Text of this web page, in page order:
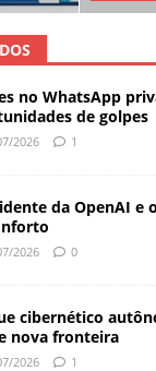
no WhatsApp
de golpes
2026 1
da OpenAI e
2026 0
cibernético
nova fronteira
2026 1